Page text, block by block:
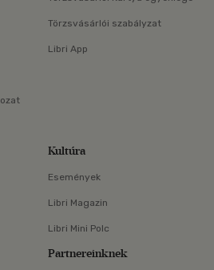
Törzsvásárlói szabályzat
Libri App
Kultúra
Események
Libri Magazin
Libri Mini Polc
Partnereinknek